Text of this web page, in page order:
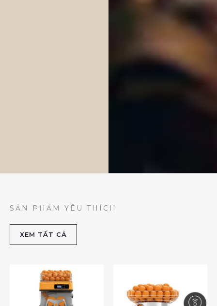
SẢN PHẨM YÊU THÍCH
XEM TẤT CẢ